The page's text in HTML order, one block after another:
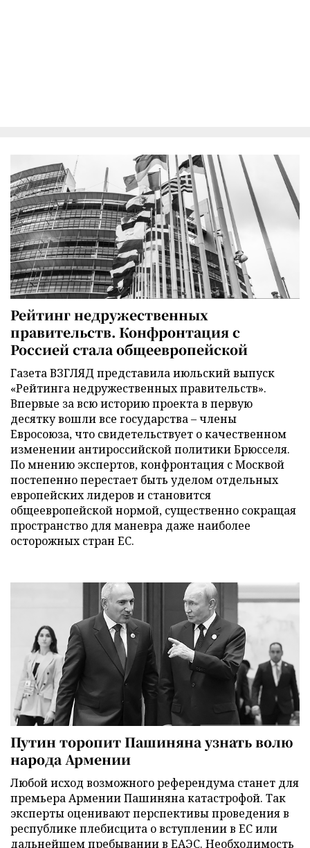
Рейтинг недружественных
правительств. Конфронтация с
Россией стала общеевропейской
Газета ВЗГЛЯД представила июльский выпуск
«Рейтинга недружественных правительств».
Впервые за всю историю проекта в первую
десятку вошли все государства – члены
Евросоюза, что свидетельствует о качественном
изменении антироссийской политики Брюсселя.
По мнению экспертов, конфронтация с Москвой
постепенно перестает быть уделом отдельных
европейских лидеров и становится
общеевропейской нормой, существенно сокращая
пространство для маневра даже наиболее
осторожных стран ЕС.
Путин торопит Пашиняна узнать волю
народа Армении
Любой исход возможного референдума станет для
премьера Армении Пашиняна катастрофой. Так
эксперты оценивают перспективы проведения в
республике плебисцита о вступлении в ЕС или
дальнейшем пребывании в ЕАЭС. Необходимость